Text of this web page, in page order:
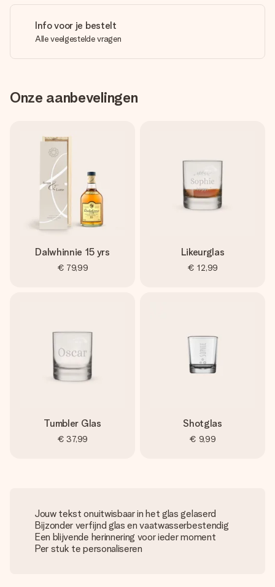
Info voor je bestelt
Alle veelgestelde vragen
Onze aanbevelingen
Dalwhinnie 15 yrs
€ 79,99
Likeurglas
€ 12,99
Tumbler Glas
€ 37,99
Shotglas
€ 9,99
Jouw tekst onuitwisbaar in het glas gelaserd
Bijzonder verfijnd glas en vaatwasserbestendig
Een blijvende herinnering voor ieder moment
Per stuk te personaliseren